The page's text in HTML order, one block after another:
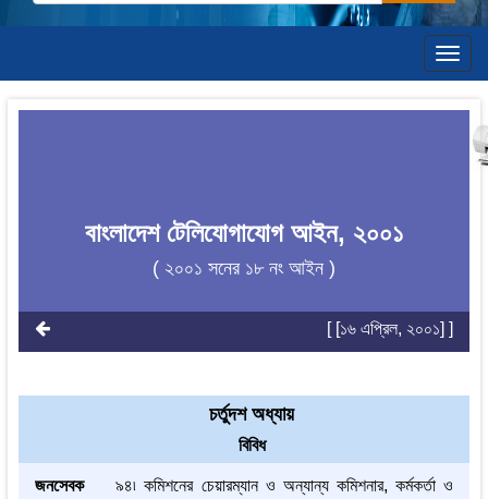
বাংলাদেশ টেলিযোগাযোগ আইন, ২০০১
( ২০০১ সনের ১৮ নং আইন )
[ [১৬ এপ্রিল, ২০০১] ]
চর্তুদশ অধ্যায়
বিবিধ
জনসেবক
৯৪৷ কমিশনের চেয়ারম্যান ও অন্যান্য কমিশনার, কর্মকর্তা ও